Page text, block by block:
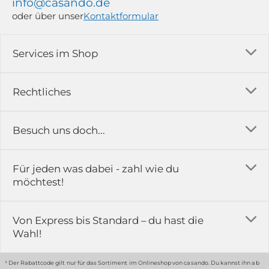
Rechtliches
Impressum
Rückgabe & Reklamation
Widerrufsrecht
Datenschutz-Einstellung
Services im Shop
Versandkosten
Erfahrungsberichte & Bewertungen
Kontakt
Karriere
Gewerbekunden
Grounding Page
Besuch uns doch...
in der Ausstellung...
51789 Lindlar
Hinweis:
oder über unserKontaktformular
Für jeden was dabei - zahl wie du
möchtest!
Von Express bis Standard – du hast die
Wahl!
¹ Der Rabattcode gilt nur für das Sortiment im Onlineshop von casando. Du kannst ihn ab